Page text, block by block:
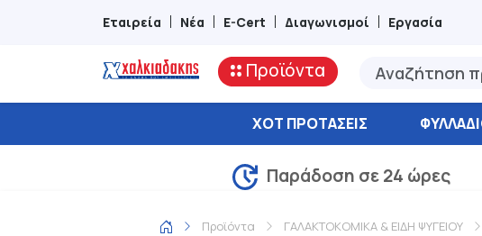
Εταιρεία Νέα E-Cert Διαγωνισμοί Εργασία
Προϊόντα
ΧΟΤ ΠΡΟΤΆΣΕΙΣ
Παράδοση σε 24 ώρες
Προϊόντα ΓΑΛΑΚΤΟΚΟΜΙΚΑ & ΕΙΔΗ ΨΥΓΕΙΟΥ